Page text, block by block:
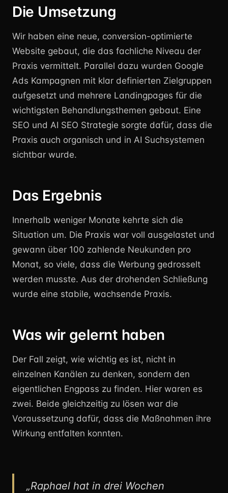
Die Umsetzung
Wir haben eine neue, conversion-optimierte
Website gebaut, die das fachliche Niveau der
Praxis vermittelt. Parallel dazu wurden Google
Ads Kampagnen mit klar definierten Zielgruppen
aufgesetzt und mehrere Landingpages für die
wichtigsten Behandlungsthemen gebaut. Eine
SEO und AI SEO Strategie sorgte dafür, dass die
Praxis auch organisch und in AI Suchsystemen
sichtbar wurde.
Das Ergebnis
Innerhalb weniger Monate kehrte sich die
Situation um. Die Praxis war voll ausgelastet und
gewann über 100 zahlende Neukunden pro
Monat, so viele, dass die Werbung gedrosselt
werden musste. Aus der drohenden Schließung
wurde eine stabile, wachsende Praxis.
Was wir gelernt haben
Der Fall zeigt, wie wichtig es ist, nicht in
einzelnen Kanälen zu denken, sondern den
eigentlichen Engpass zu finden. Hier waren es
zwei. Beide gleichzeitig zu lösen war die
Voraussetzung dafür, dass die Maßnahmen ihre
Wirkung entfalten konnten.
„Raphael hat in drei Wochen